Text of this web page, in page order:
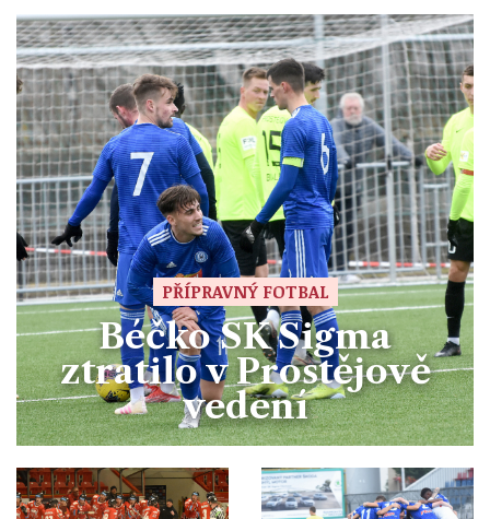
PŘÍPRAVNÝ FOTBAL
Béčko SK Sigma
ztratilo v Prostějově
vedení